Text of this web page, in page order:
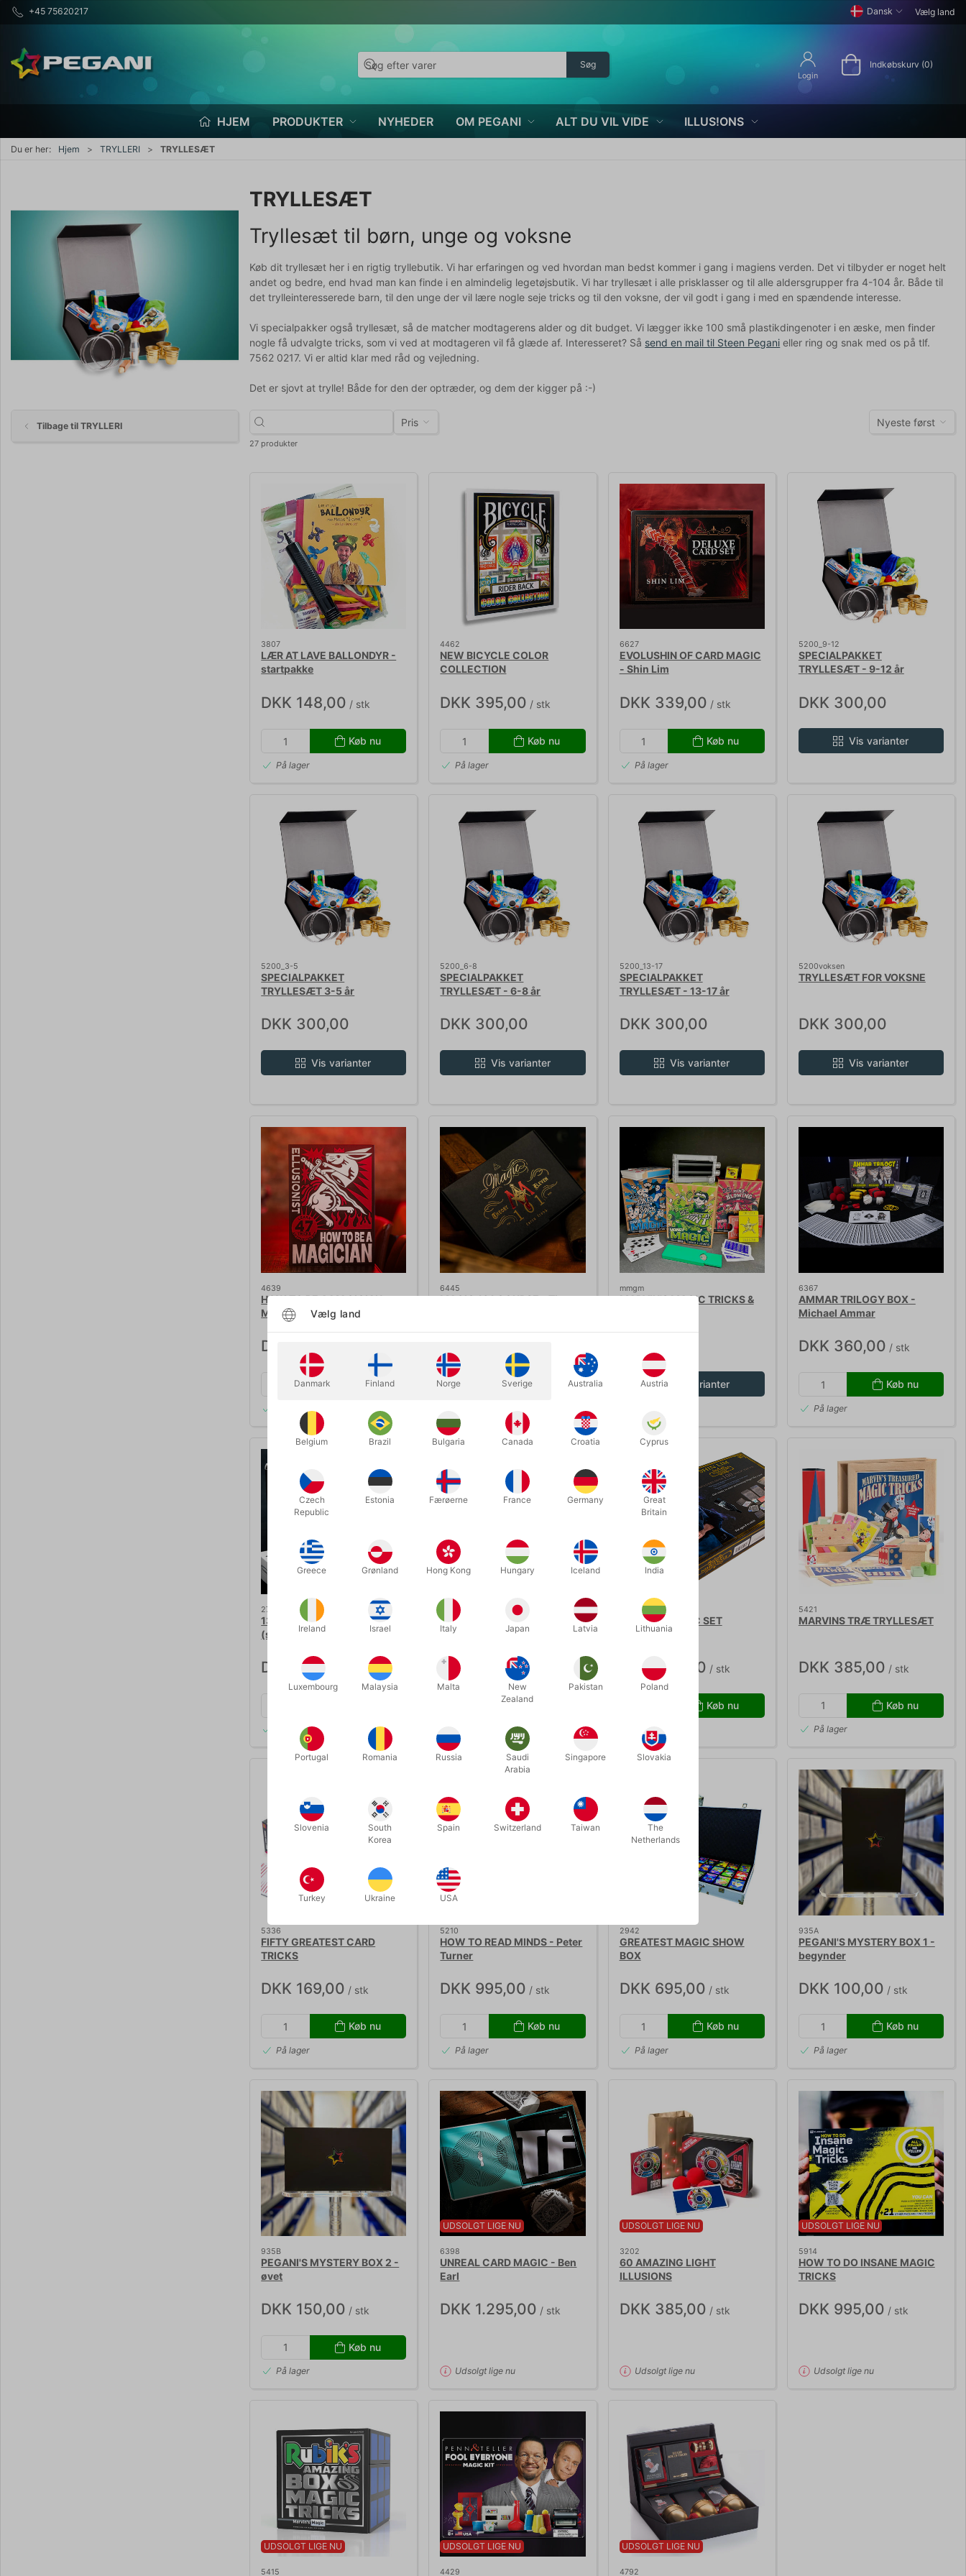
+45 75620217 Dansk Vælg land
Søg
Login
Indkøbskurv (0)
HJEM PRODUKTER NYHEDER OM PEGANI ALT DU VIL VIDE ILLUS!ONS
Du er her: Hjem TRYLLERI TRYLLESÆT
TRYLLESÆT
Tryllesæt til børn, unge og voksne
Køb dit tryllesæt her i en rigtig tryllebutik. Vi har erfaringen og ved hvordan man bedst kommer i gang i magiens verden. Det vi tilbyder er noget helt
andet og bedre, end hvad man kan finde i en almindelig legetøjsbutik. Vi har tryllesæt i alle prisklasser og til alle aldersgrupper fra 4-104 år. Både til
det trylleinteresserede barn, til den unge der vil lære nogle seje tricks og til den voksne, der vil godt i gang i med en spændende interesse.
Vi specialpakker også tryllesæt, så de matcher modtagerens alder og dit budget. Vi lægger ikke 100 små plastikdingenoter i en æske, men finder
nogle få udvalgte tricks, som vi ved at modtageren vil få glæde af. Interesseret? Så send en mail til Steen Pegani eller ring og snak med os på tlf.
7562 0217. Vi er altid klar med råd og vejledning.
Det er sjovt at trylle! Både for den der optræder, og dem der kigger på :-)
Tilbage til TRYLLERI Pris Nyeste først
27 produkter
3807
LÆR AT LAVE BALLONDYR -
startpakke
DKK 148,00 / stk
Køb nu
På lager
4462
NEW BICYCLE COLOR
COLLECTION
DKK 395,00 / stk
Køb nu
På lager
6627
EVOLUSHIN OF CARD MAGIC
- Shin Lim
DKK 339,00 / stk
Køb nu
På lager
5200_9-12
SPECIALPAKKET
TRYLLESÆT - 9-12 år
DKK 300,00
Vis varianter
5200_3-5
SPECIALPAKKET
TRYLLESÆT 3-5 år
DKK 300,00
Vis varianter
5200_6-8
SPECIALPAKKET
TRYLLESÆT - 6-8 år
DKK 300,00
Vis varianter
5200_13-17
SPECIALPAKKET
TRYLLESÆT - 13-17 år
DKK 300,00
Vis varianter
5200voksen
TRYLLESÆT FOR VOKSNE
DKK 300,00
Vis varianter
4639
HOW TO BE A MAGICIAN
MAGIC KIT
DKK 795,00
Køb nu
6445
MAGIC 101 COURSE - Theory
Køb nu
mmgm
MARVIN'S MAGIC TRICKS &
Vis varianter
6367
AMMAR TRILOGY BOX -
Michael Ammar
DKK 360,00 / stk
Køb nu
På lager
2732
13 STEPS TO MENTALISM
(special edition set)
DKK 795,00 / stk
På lager
MARVIN'S 60 GREATEST
MAGIC TRICKS
DKK 385,00
Køb nu
SHIN LIM MAGIC SET
DKK 550,00 / stk
Køb nu
På lager
5421
MARVINS TRÆ TRYLLESÆT
DKK 385,00 / stk
Køb nu
På lager
5336
FIFTY GREATEST CARD
TRICKS
DKK 169,00 / stk
Køb nu
På lager
5210
HOW TO READ MINDS - Peter
Turner
DKK 995,00 / stk
Køb nu
På lager
2942
GREATEST MAGIC SHOW
BOX
DKK 695,00 / stk
Køb nu
På lager
935A
PEGANI'S MYSTERY BOX 1 -
begynder
DKK 100,00 / stk
Køb nu
På lager
935B
PEGANI'S MYSTERY BOX 2 -
øvet
DKK 150,00 / stk
Køb nu
På lager
UDSOLGT LIGE NU
6398
UNREAL CARD MAGIC - Ben
Earl
DKK 1.295,00 / stk
Udsolgt lige nu
UDSOLGT LIGE NU
3202
60 AMAZING LIGHT
ILLUSIONS
DKK 385,00 / stk
Udsolgt lige nu
UDSOLGT LIGE NU
5914
HOW TO DO INSANE MAGIC
TRICKS
DKK 995,00 / stk
Udsolgt lige nu
UDSOLGT LIGE NU
5415
UDSOLGT LIGE NU
4429
UDSOLGT LIGE NU
4792
Vælg land
Danmark Finland Norge Sverige Australia Austria
Belgium Brazil Bulgaria Canada Croatia Cyprus
Czech
Republic
Estonia Færøerne France Germany
Great
Britain
Greece Grønland Hong Kong Hungary Iceland India
Ireland Israel Italy Japan Latvia Lithuania
Luxembourg Malaysia Malta
New
Zealand
Pakistan Poland
Portugal Romania Russia
Saudi
Arabia
Singapore Slovakia
Slovenia
South
Korea
Spain Switzerland Taiwan
The
Netherlands
Turkey Ukraine USA